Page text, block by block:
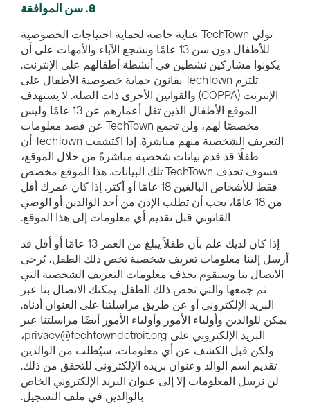
تولي TechTown عناية خاصة لحماية احتياجات الخصوصية
للأطفال دون سن 13 عامًا ونشجع الآباء والأمهات على أن
يكونوا مشاركين نشطين في أنشطة أطفالهم على الإنترنت.
تلتزم TechTown بقانون حماية خصوصية الأطفال على
الإنترنت (COPPA) والقوانين الأخرى ذات الصلة. لا يستهدف
الموقع الأطفال الذين تقل أعمارهم عن 13 عامًا وليس
مخصصًا لهم، ولن تجمع TechTown عن قصد معلومات
التعريف الشخصية منهم مباشرةً. إذا اكتشفت TechTown أن
طفلًا قد قدم بيانات شخصية مباشرةً من خلال الموقع،
فسوف تحذف TechTown تلك البيانات. هذا الموقع مخصص
فقط للأشخاص البالغين 18 عامًا أو أكثر. إذا كان عمرك أقل
من 18 عامًا، يجب أن تطلب الإذن من أحد الوالدين أو الوصي
القانوني قبل تقديم أي معلومات إلى هذا الموقع.
إذا كان لديك علم بأن طفلاً يبلغ من العمر 13 عامًا أو أقل قد
أرسل إلينا معلومات تعريف شخصية تخص ذلك الطفل، يُرجى
الاتصال بنا وسنقوم بحذف معلومات التعريف الشخصية التي
تم جمعها والتي تخص ذلك الطفل. يمكنك الاتصال بنا عبر
البريد الإلكتروني أو عن طريق مراسلتنا على العنوان أدناه.
يمكن للوالدين وأولياء الأمور وأولياء الأمور أيضًا مراسلتنا عبر
البريد الإلكتروني على privacy@techtowndetroit.org،
ولكن قبل الكشف عن أي معلومات، سيُطلب من الوالدين
تقديم اسم الوالد وعنوان بريده الإلكتروني للتحقق من ذلك.
لن نرسل المعلومات إلا إلى عنوان البريد الإلكتروني الخاص
بالوالدين في ملف التسجيل.